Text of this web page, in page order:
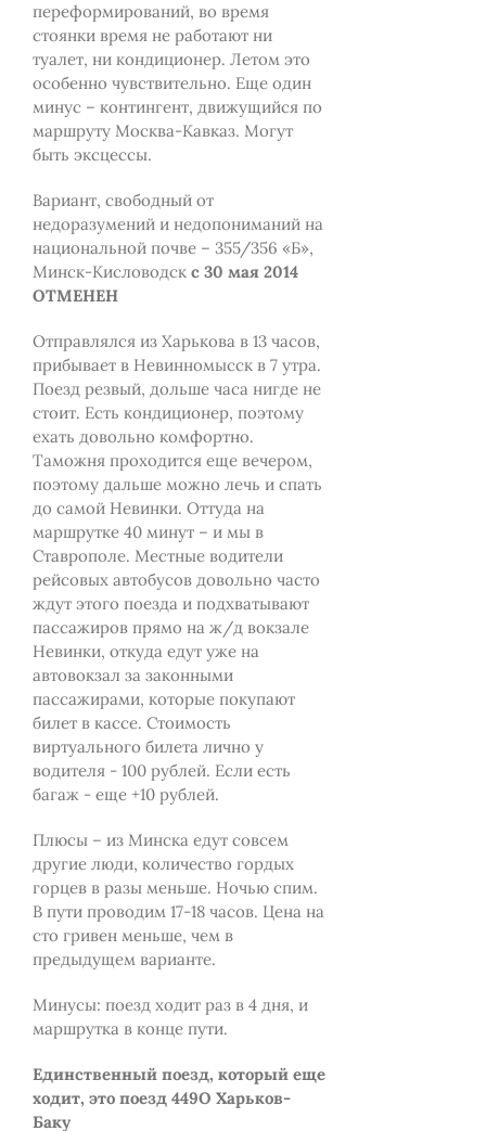
переформирований, во время
стоянки время не работают ни
туалет, ни кондиционер. Летом это
особенно чувствительно. Еще один
минус – контингент, движущийся по
маршруту Москва-Кавказ. Могут
быть эксцессы.
Вариант, свободный от
недоразумений и недопониманий на
национальной почве – 355/356 «Б»,
Минск-Кисловодск с 30 мая 2014
ОТМЕНЕН
Отправлялся из Харькова в 13 часов,
прибывает в Невинномысск в 7 утра.
Поезд резвый, дольше часа нигде не
стоит. Есть кондиционер, поэтому
ехать довольно комфортно.
Таможня проходится еще вечером,
поэтому дальше можно лечь и спать
до самой Невинки. Оттуда на
маршрутке 40 минут – и мы в
Ставрополе. Местные водители
рейсовых автобусов довольно часто
ждут этого поезда и подхватывают
пассажиров прямо на ж/д вокзале
Невинки, откуда едут уже на
автовокзал за законными
пассажирами, которые покупают
билет в кассе. Стоимость
виртуального билета лично у
водителя - 100 рублей. Если есть
багаж - еще +10 рублей.
Плюсы – из Минска едут совсем
другие люди, количество гордых
горцев в разы меньше. Ночью спим.
В пути проводим 17-18 часов. Цена на
сто гривен меньше, чем в
предыдущем варианте.
Минусы: поезд ходит раз в 4 дня, и
маршрутка в конце пути.
Единственный поезд, который еще
ходит, это поезд 449О Харьков-
Баку